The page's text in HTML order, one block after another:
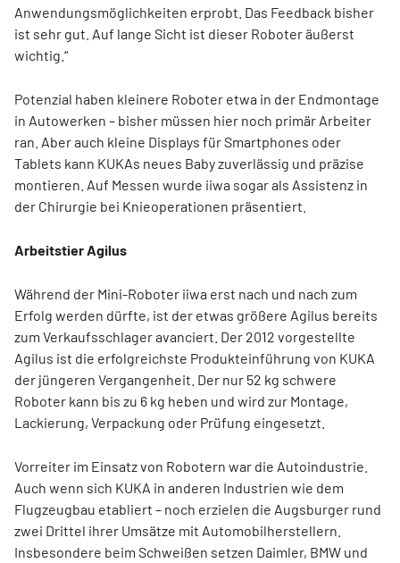
Anwendungsmöglichkeiten erprobt. Das Feedback bisher
ist sehr gut. Auf lange Sicht ist dieser Roboter äußerst
wichtig.“
Potenzial haben kleinere Roboter etwa in der Endmontage
in Autowerken – bisher müssen hier noch primär Arbeiter
ran. Aber auch kleine Displays für Smartphones oder
Tablets kann KUKAs neues Baby zuverlässig und präzise
montieren. Auf Messen wurde iiwa sogar als Assistenz in
der Chirurgie bei Knieoperationen präsentiert.
Arbeitstier Agilus
Während der Mini-Roboter iiwa erst nach und nach zum
Erfolg werden dürfte, ist der etwas größere Agilus bereits
zum Verkaufsschlager avanciert. Der 2012 vorgestellte
Agilus ist die erfolgreichste Produkteinführung von KUKA
der jüngeren Vergangenheit. Der nur 52 kg schwere
Roboter kann bis zu 6 kg heben und wird zur Montage,
Lackierung, Verpackung oder Prüfung eingesetzt.
Vorreiter im Einsatz von Robotern war die Autoindustrie.
Auch wenn sich KUKA in anderen Industrien wie dem
Flugzeugbau etabliert – noch erzielen die Augsburger rund
zwei Drittel ihrer Umsätze mit Automobilherstellern.
Insbesondere beim Schweißen setzen Daimler, BMW und